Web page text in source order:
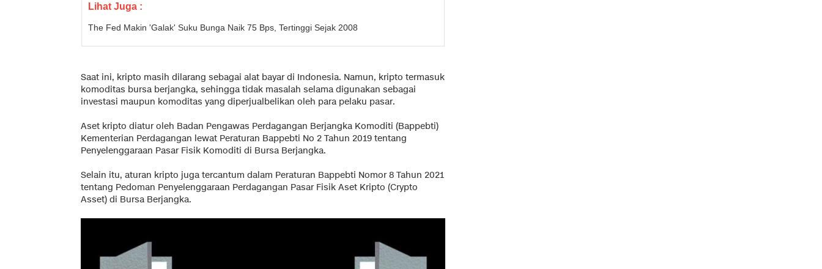
Lihat Juga :
The Fed Makin 'Galak' Suku Bunga Naik 75 Bps, Tertinggi Sejak 2008
Saat ini, kripto masih dilarang sebagai alat bayar di Indonesia. Namun, kripto termasuk
komoditas bursa berjangka, sehingga tidak masalah selama digunakan sebagai
investasi maupun komoditas yang diperjualbelikan oleh para pelaku pasar.
Aset kripto diatur oleh Badan Pengawas Perdagangan Berjangka Komoditi (Bappebti)
Kementerian Perdagangan lewat Peraturan Bappebti No 2 Tahun 2019 tentang
Penyelenggaraan Pasar Fisik Komoditi di Bursa Berjangka.
Selain itu, aturan kripto juga tercantum dalam Peraturan Bappebti Nomor 8 Tahun 2021
tentang Pedoman Penyelenggaraan Perdagangan Pasar Fisik Aset Kripto (Crypto
Asset) di Bursa Berjangka.